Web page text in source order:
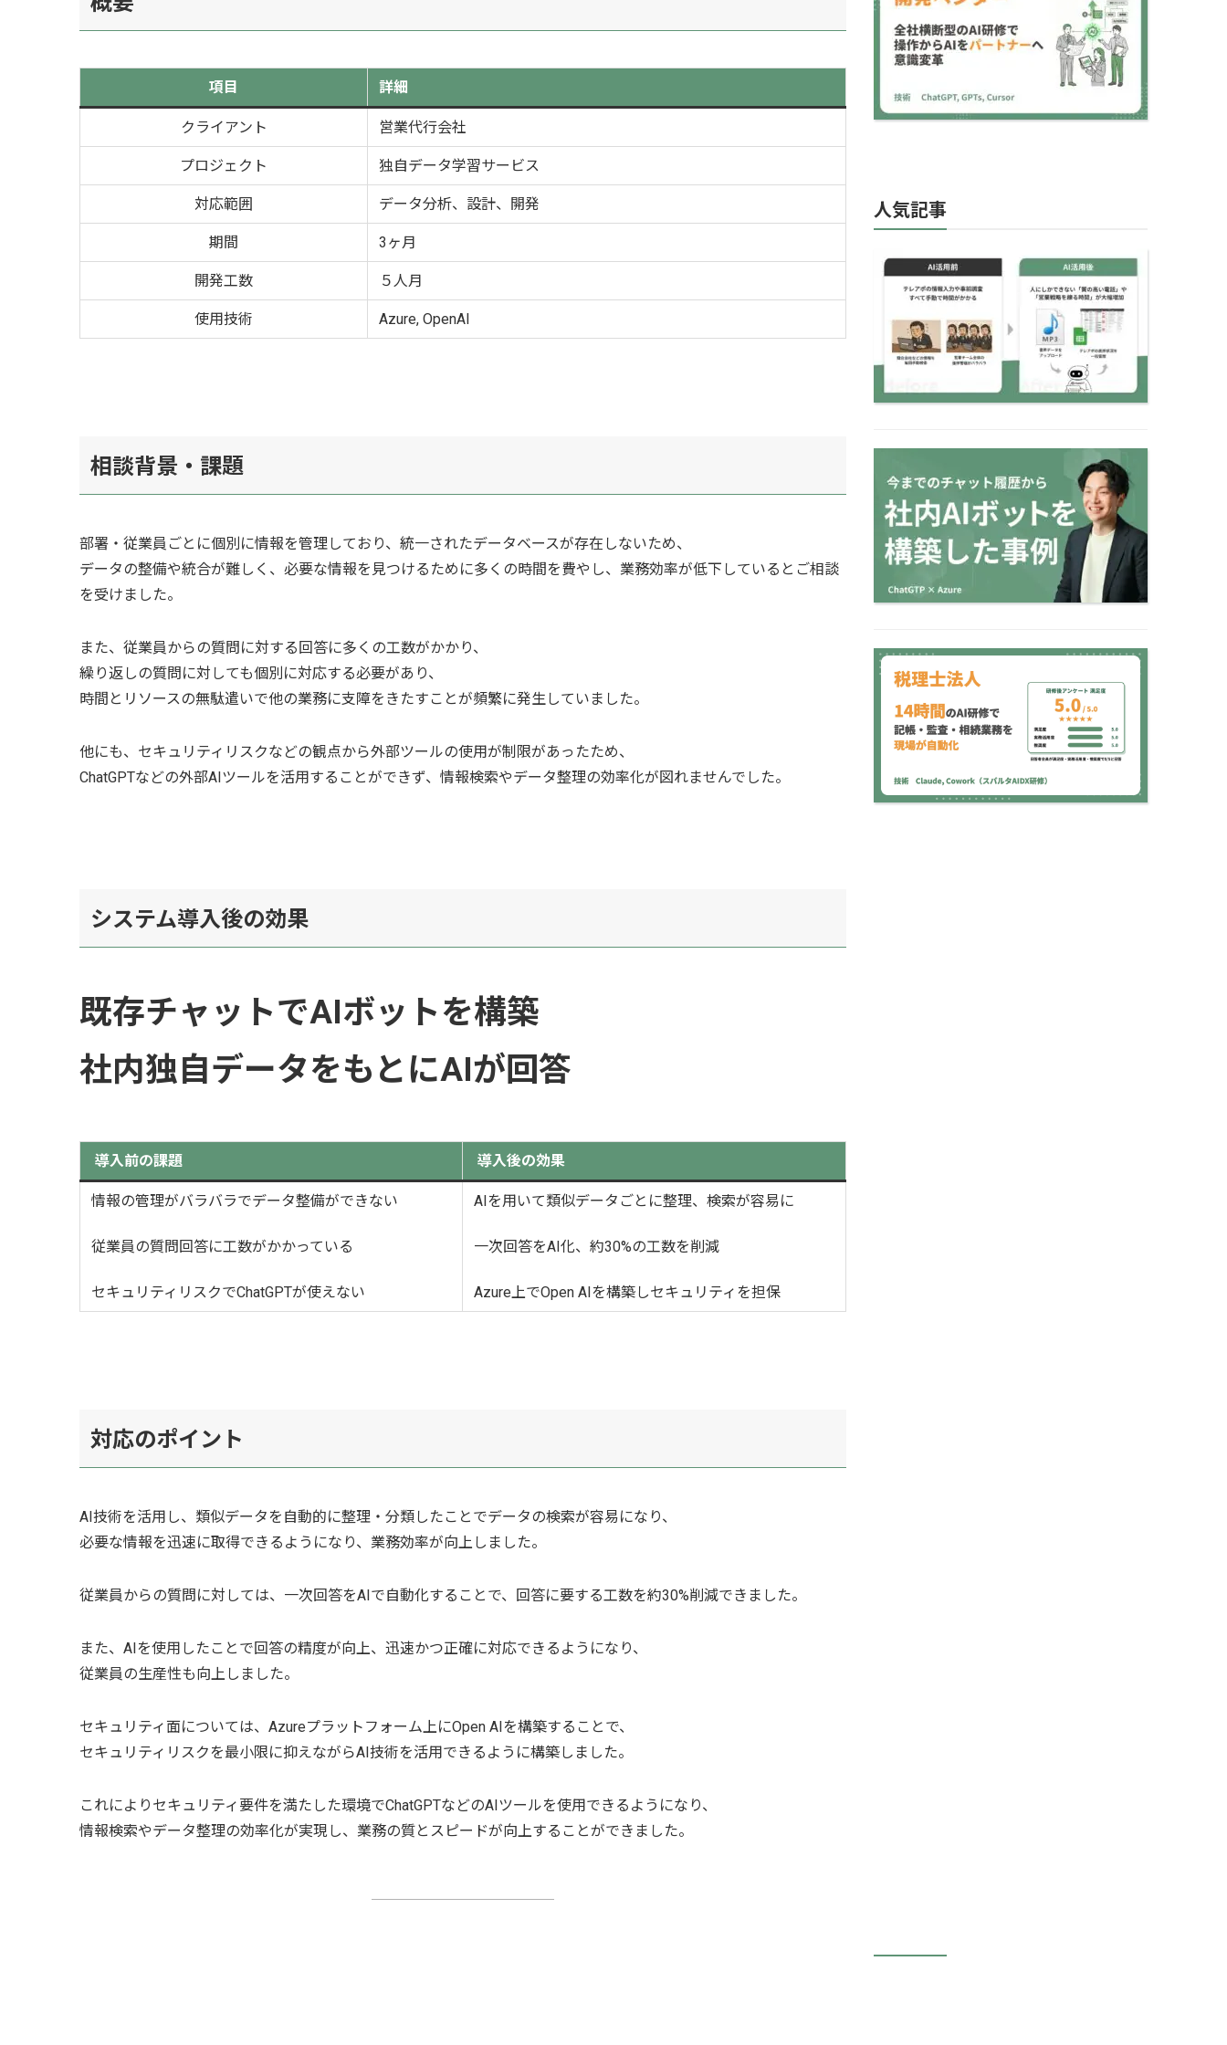
項目 詳細
クライアント 営業代行会社
プロジェクト 独自データ学習サービス
対応範囲 データ分析、設計、開発
期間 3ヶ月
開発工数 ５人月
使用技術 Azure, OpenAI
相談背景 ・課題
部署・従業員ごとに個別に情報を管理しており、統一されたデータベースが存在しないため、
データの整備や統合が難しく、必要な情報を見つけるために多くの時間を費やし、業務効率が低下しているとご相談
を受けました。
また、従業員からの質問に対する回答に多くの工数がかかり、
繰り返しの質問に対しても個別に対応する必要があり、
時間とリソースの無駄遣いで他の業務に支障をきたすことが頻繁に発生していました。
他にも、セキュリティリスクなどの観点から外部ツールの使用が制限があったため、
ChatGPTなどの外部AIツールを活用することができず、情報検索やデータ整理の効率化が図れませんでした。
システム導入後の効果
既存チャットでAIボットを構築
社内独自データをもとにAIが回答
導入前の課題 導入後の効果
情報の管理がバラバラでデータ整備ができない
従業員の質問回答に工数がかかっている
セキュリティリスクでChatGPTが使えない
AIを用いて類似データごとに整理、検索が容易に
一次回答をAI化、約30%の工数を削減
Azure上でOpen AIを構築しセキュリティを担保
対応のポイント
AI技術を活用し、類似データを自動的に整理・分類したことでデータの検索が容易になり、
必要な情報を迅速に取得できるようになり、業務効率が向上しました。
従業員からの質問に対しては、一次回答をAIで自動化することで、回答に要する工数を約30%削減できました。
また、AIを使用したことで回答の精度が向上、迅速かつ正確に対応できるようになり、
従業員の生産性も向上しました。
セキュリティ面については、Azureプラットフォーム上にOpen AIを構築することで、
セキュリティリスクを最小限に抑えながらAI技術を活用できるように構築しました。
これによりセキュリティ要件を満たした環境でChatGPTなどのAIツールを使用できるようになり、
情報検索やデータ整理の効率化が実現し、業務の質とスピードが向上することができました。
「作業ツール」か…
人気記事
【AI×営業】テレアポの
進捗管理が2時間から10
分に？営業時の“ア…
【小論文×AI】開発期間
2カ月・費用1/3で実
現！学習塾の小論文添…
【税理士法人 AI研修事
査・相続業務を現場…